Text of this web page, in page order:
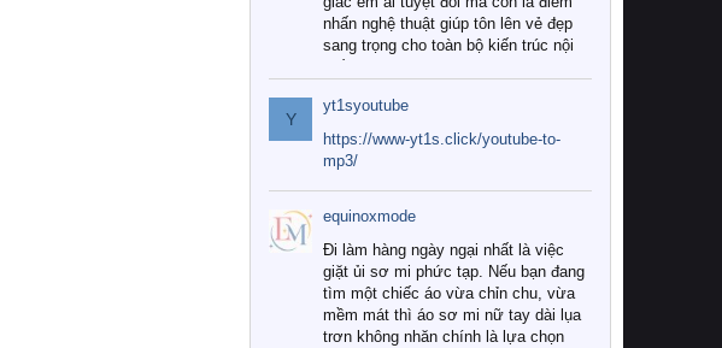
nhấn nghệ thuật giúp tôn lên vẻ đẹp
sang trọng cho toàn bộ kiến trúc nội
Tuy nhiên, giữa thị trường đa dạng
với vô vàn thương hiệu và mẫu mã
như hiện nay, làm thế nào để chọn
được những bộ chăn ga gối đệm cao
cấp thực sự chất lượng, phù hợp với
khí hậu và nhu cầu sử dụng của gia
đình? Hãy cùng chúng tôi đi tìm lời
giải đáp chi tiết qua bài viết dưới đây.
1. Tại sao các gia đình hiện đại lại ưa
chuộng chăn ga gối đệm cao cấp?
Y
yt1syoutube
https://www-yt1s.click/youtube-to-
mp3/
equinoxmode
Đi làm hàng ngày ngại nhất là việc
giặt ủi sơ mi phức tạp. Nếu bạn đang
tìm một chiếc áo vừa chỉn chu, vừa
mềm mát thì áo sơ mi nữ tay dài lụa
trơn không nhăn chính là lựa chọn